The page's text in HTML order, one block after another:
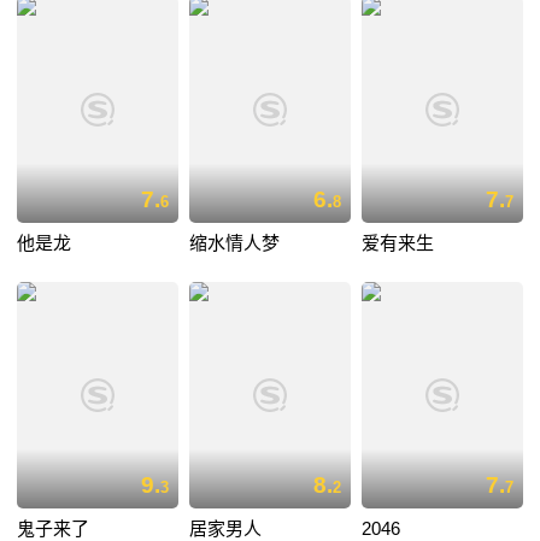
7.6
他是龙
6.8
缩水情人梦
7.7
爱有来生
9.3
鬼子来了
8.2
居家男人
7.7
2046